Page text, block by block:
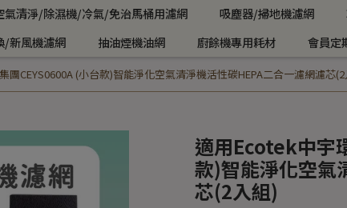
氣清淨/除濕機/冷氣/免治馬桶用濾網 吸塵器/掃地機濾網
/新風機濾網 抽油煙機油網 廚餘機專用耗材 會員定
CEYS0600A (小台款)智能淨化空氣清淨機活性碳HEPA二合一濾網濾芯(2
適用Ecotek中宇
款)智能淨化空氣
芯(2入組)